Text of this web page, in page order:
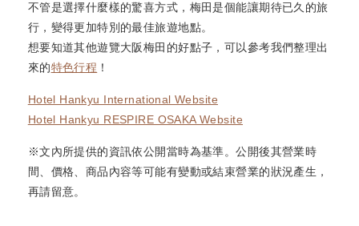
不管是選擇什麼樣的驚喜方式，梅田是個能讓期待已久的旅
行，變得更加特別的最佳旅遊地點。
想要知道其他遊覽大阪梅田的好點子，可以參考我們整理出
來的特色行程 ！
Hotel Hankyu International Website
Hotel Hankyu RESPIRE OSAKA Website
※文內所提供的資訊依公開當時為基準。公開後其營業時
間、價格、商品內容等可能有變動或結束營業的狀況產生，
再請留意。